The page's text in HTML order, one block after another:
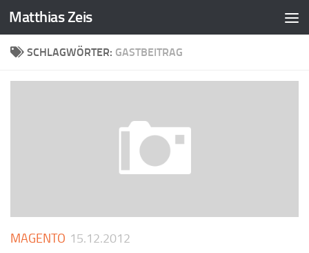
Zum Inhalt springen
Matthias Zeis
SCHLAGWÖRTER: GASTBEITRAG
MAGENTO 15.12.2012